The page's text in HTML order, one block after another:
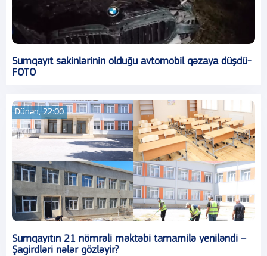
Sumqayıt sakinlərinin olduğu avtomobil qəzaya düşdü-
FOTO
Dünən, 22:00
Sumqayıtın 21 nömrəli məktəbi tamamilə yeniləndi –
Şagirdləri nələr gözləyir?